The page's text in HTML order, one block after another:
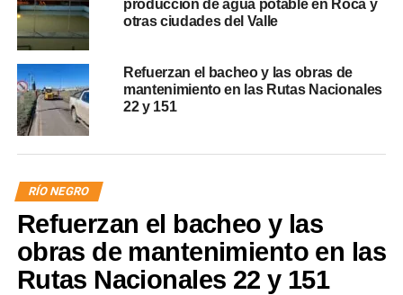
producción de agua potable en Roca y
otras ciudades del Valle
Refuerzan el bacheo y las obras de
mantenimiento en las Rutas Nacionales
22 y 151
RÍO NEGRO
Refuerzan el bacheo y las
obras de mantenimiento en las
Rutas Nacionales 22 y 151